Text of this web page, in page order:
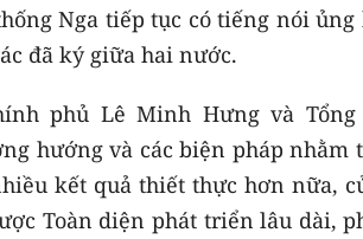
Nga tiếp tục có tiếng nói ủng
đã ký giữa hai nước.
phủ Lê Minh Hưng và Tổng
hướng và các biện pháp nhằm
kết quả thiết thực hơn nữa,
Toàn diện phát triển lâu dài,